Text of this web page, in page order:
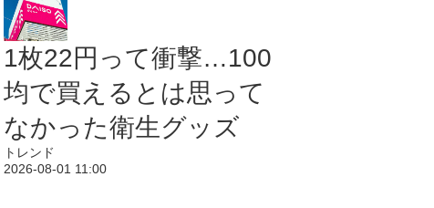
1枚22円って衝撃…100
均で買えるとは思って
なかった衛生グッズ
トレンド
2026-08-01 11:00